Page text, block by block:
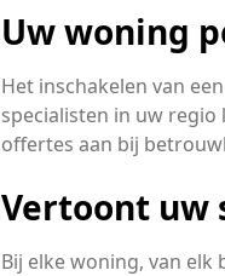
Uw woning
Het inschakelen van
specialisten in uw
offertes aan bij
Vertoont uw
Bij elke woning, van elk